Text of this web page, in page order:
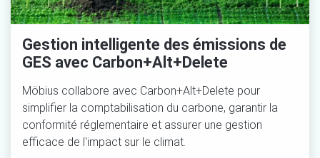
Gestion intelligente des émissions de
GES avec Carbon+Alt+Delete
Möbius collabore avec Carbon+Alt+Delete pour
simplifier la comptabilisation du carbone, garantir la
conformité réglementaire et assurer une gestion
efficace de l'impact sur le climat.